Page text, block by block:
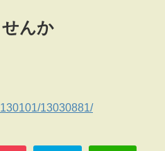
んか
13030881/